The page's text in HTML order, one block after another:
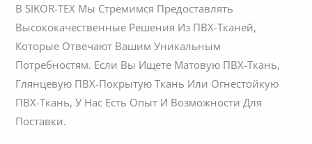
В SIKOR-TEX Мы Стремимся Предоставлять
Высококачественные Решения Из ПВХ-Тканей,
Которые Отвечают Вашим Уникальным
Потребностям. Если Вы Ищете Матовую ПВХ-Ткань,
Глянцевую ПВХ-Покрытую Ткань Или Огнестойкую
ПВХ-Ткань, У Нас Есть Опыт И Возможности Для
Поставки.